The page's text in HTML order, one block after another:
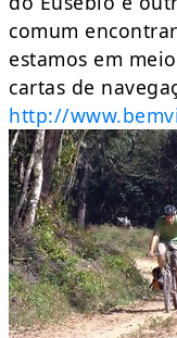
comum
estamos em
cartas de
http://